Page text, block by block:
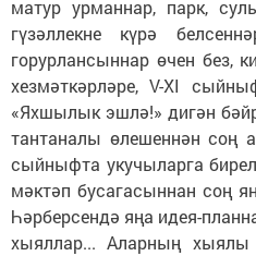
матур урманнар, парк,
гүзәллекне күрә
горурлансыннар өчен без,
хезмәткәрләре, V-XI
«Яхшылык эшлә!» дигән
тантаналы өлешеннән соң
сыйныфта укучыларга
мәктәп бусагасыннан соң
Һәрберсендә яңа идея-
хыяллар... Аларның